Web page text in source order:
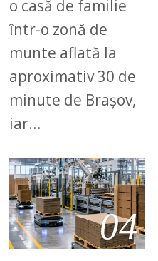
o casă de familie
într-o zonă de
munte aflată la
aproximativ 30 de
minute de Brașov,
iar…
04